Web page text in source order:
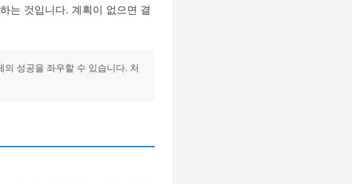
는 것입니다. 계획이 없으면 결
성공을 좌우할 수 있습니다. 처